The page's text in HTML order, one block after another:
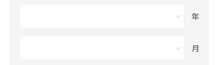
年
月